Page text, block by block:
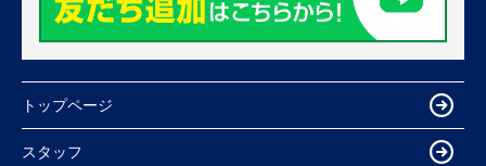
トップページ
スタッフ